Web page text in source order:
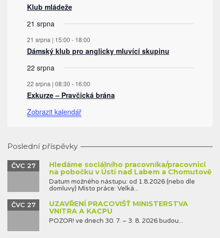
Klub mládeže
21 srpna
21 srpna | 15:00 - 18:00
Dámský klub pro anglicky mluvící skupinu
22 srpna
22 srpna | 08:30 - 16:00
Exkurze – Pravčická brána
Zobrazit kalendář
Poslední příspěvky
Hledáme sociálního pracovníka/pracovnici
na pobočku v Ústí nad Labem a Chomutově
ČVC 27
Datum možného nástupu: od 1.8.2026 (nebo dle
domluvy) Místo práce: Velká...
UZAVŘENÍ PRACOVIŠŤ MINISTERSTVA
VNITRA A KACPU
ČVC 27
POZOR! ve dnech 30. 7. – 3. 8. 2026 budou...